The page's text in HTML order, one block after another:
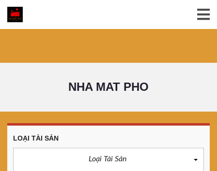
NHA MAT PHO
LOẠI TÀI SẢN
Loại Tài Sản